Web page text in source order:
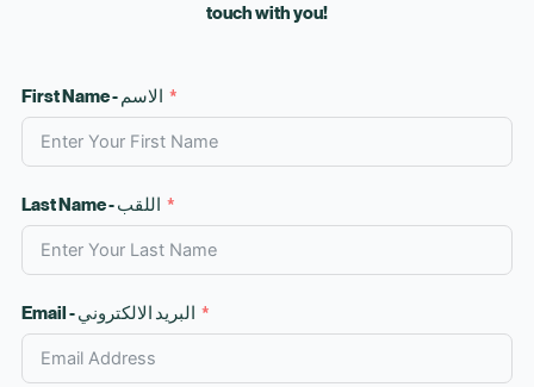
touch with you!
First Name - الاسم
Last Name - اللقب
Email - البريد الالكتروني